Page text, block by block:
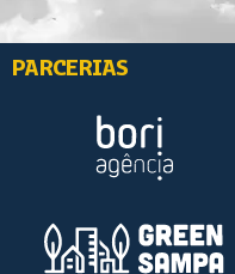
PARCERIAS